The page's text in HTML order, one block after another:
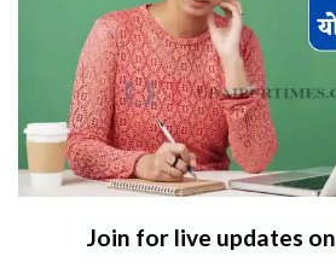
Join for live updates on